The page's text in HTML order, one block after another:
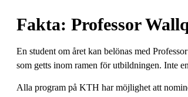
Fakta: Professor
En student om året kan belönas med
som getts inom ramen för utbildningen. Inte
Alla program på KTH har möjlighet att